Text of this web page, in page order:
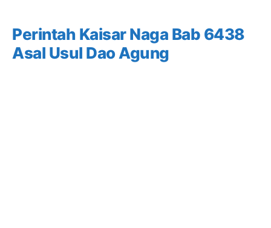
Perintah Kaisar Naga Bab 6438
Asal Usul Dao Agung